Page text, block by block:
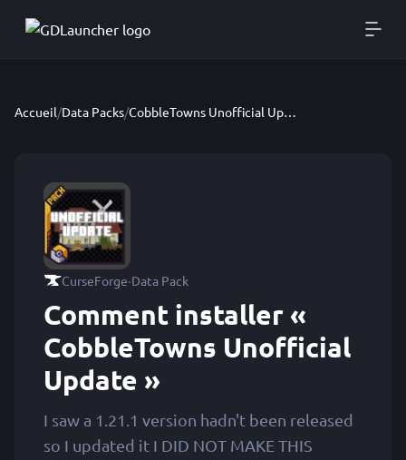
Accueil/Data Packs/ CobbleTowns Unofficial Update
CurseForge·Data Pack
Comment installer «
CobbleTowns Unofficial
Update »
I saw a 1.21.1 version hadn't been released
so I updated it I DID NOT MAKE THIS